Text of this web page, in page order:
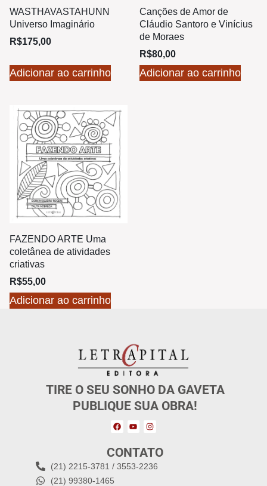
WASTHAVASTAHUNN
Universo Imaginário
R$175,00
Adicionar ao carrinho
Canções de Amor de
Cláudio Santoro e Vinícius
de Moraes
R$80,00
Adicionar ao carrinho
FAZENDO ARTE Uma
coletânea de atividades
criativas
R$55,00
Adicionar ao carrinho
TIRE O SEU SONHO DA GAVETA
PUBLIQUE SUA OBRA!
CONTATO
(21) 2215-3781 / 3553-2236
(21) 99380-1465